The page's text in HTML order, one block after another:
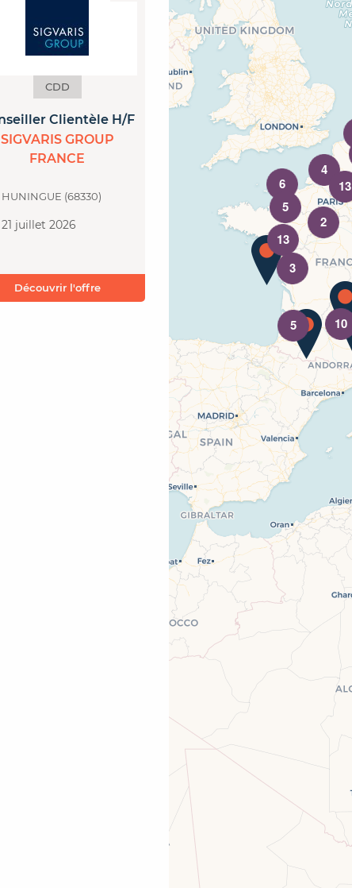
CDD
Clientèle H/F
SIGVARIS GROUP
FRANCE
HUNINGUE (68330)
21 juillet 2026
Découvrir l'offre
6
4
3
5
13
5
13
2
10